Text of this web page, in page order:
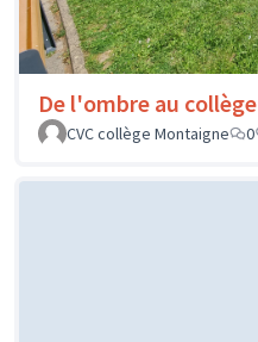
De l'ombre au collège
CVC collège Montaigne
0